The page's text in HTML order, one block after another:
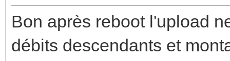
Bon après reboot l'upload
débits descendants et